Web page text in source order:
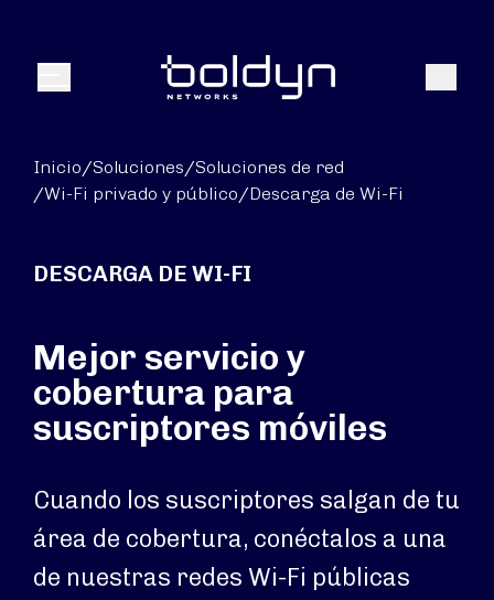
Menú Buscar
Inicio/Soluciones/Soluciones de red
/Wi-Fi privado y público/Descarga de Wi-Fi
DESCARGA DE WI-FI
Mejor servicio y
cobertura para
suscriptores móviles
Cuando los suscriptores salgan de tu
área de cobertura, conéctalos a una
de nuestras redes Wi-Fi públicas